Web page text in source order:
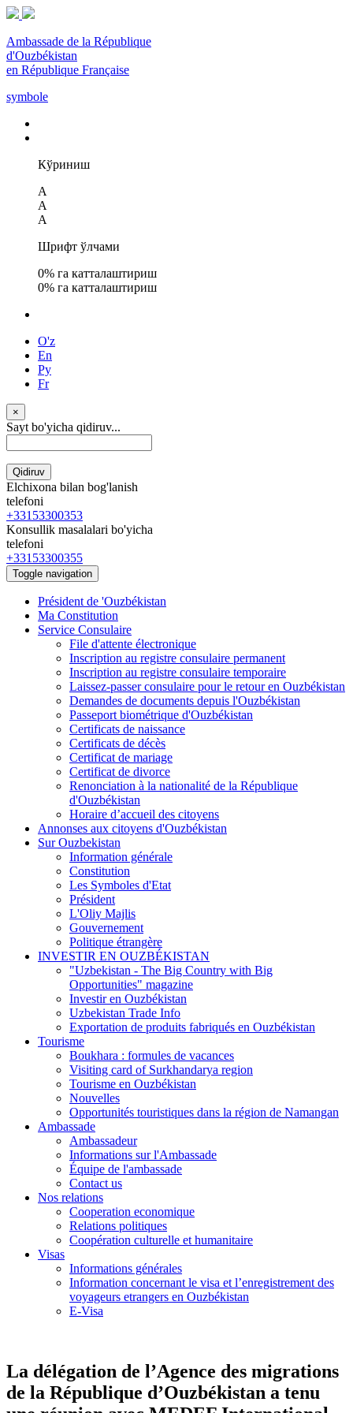
Ambassade de la République
d'Ouzbékistan
en République Française
symbole
Кўриниш
A
A
A
Шрифт ўлчами
0% га катталаштириш
0% га катталаштириш
O'z
En
Ру
Fr
×
Sayt bo'yicha qidiruv...
Qidiruv
Elchixona bilan bog'lanish
telefoni
+33153300353
Konsullik masalalari bo'yicha
telefoni
+33153300355
Toggle navigation
Président de 'Ouzbékistan
Ma Constitution
Service Consulaire
File d'attente électronique
Inscription au registre consulaire permanent
Inscription au registre consulaire temporaire
Laissez-passer consulaire pour le retour en Ouzbékistan
Demandes de documents depuis l'Ouzbékistan
Passeport biométrique d'Ouzbékistan
Certificats de naissance
Certificats de décès
Certificat de mariage
Certificat de divorce
Renonciation à la nationalité de la République
d'Ouzbékistan
Horaire d’accueil des citoyens
Annonses aux citoyens d'Ouzbékistan
Sur Ouzbekistan
Information générale
Constitution
Les Symboles d'Etat
Président
L'Oliy Majlis
Gouvernement
Politique étrangère
INVESTIR EN OUZBÉKISTAN
"Uzbekistan - The Big Country with Big
Opportunities" magazine
Investir en Ouzbékistan
Uzbekistan Trade Info
Exportation de produits fabriqués en Ouzbékistan
Tourisme
Boukhara : formules de vacances
Visiting card of Surkhandarya region
Tourisme en Ouzbékistan
Nouvelles
Opportunités touristiques dans la région de Namangan
Ambassade
Ambassadeur
Informations sur l'Ambassade
Équipe de l'ambassade
Contact us
Nos relations
Cooperation economique
Relations politiques
Coopération culturelle et humanitaire
Visas
Informations générales
Information concernant le visa et l’enregistrement des
voyageurs etrangers en Ouzbékistan
E-Visa
La délégation de l’Agence des migrations
de la République d’Ouzbékistan a tenu